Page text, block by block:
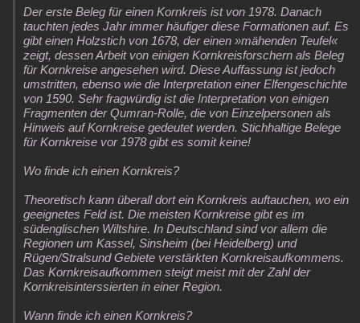
Der erste Beleg für einen Kornkreis ist von 1978. Danach
tauchten jedes Jahr immer häufiger diese Formationen auf. Es
gibt einen Holzstich von 1678, der einen »mähenden Teufel«
zeigt, dessen Arbeit von einigen Kornkreisforschern als Beleg
für Kornkreise angesehen wird. Diese Auffassung ist jedoch
umstritten, ebenso wie die Interpretation einer Elfengeschichte
von 1590. Sehr fragwürdig ist die Interpretation von einigen
Fragmenten der Qumran-Rolle, die von Einzelpersonen als
Hinweis auf Kornkreise gedeutet werden. Stichhaltige Belege
für Kornkreise vor 1978 gibt es somit keine!
Wo finde ich einen Kornkreis?
Theoretisch kann überall dort ein Kornkreis auftauchen, wo ein
geeignetes Feld ist. Die meisten Kornkreise gibt es im
südenglischen Wiltshire. In Deutschland sind vor allem die
Regionen um Kassel, Sinsheim (bei Heidelberg) und
Rügen/Stralsund Gebiete verstärkten Kornkreisaufkommens.
Das Kornkreisaufkommen steigt meist mit der Zahl der
Kornkreisinterssierten in einer Region.
Wann finde ich einen Kornkreis?